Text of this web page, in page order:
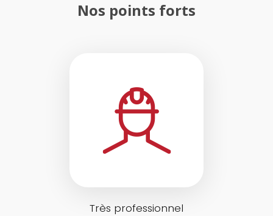
Nos points forts
Très professionnel